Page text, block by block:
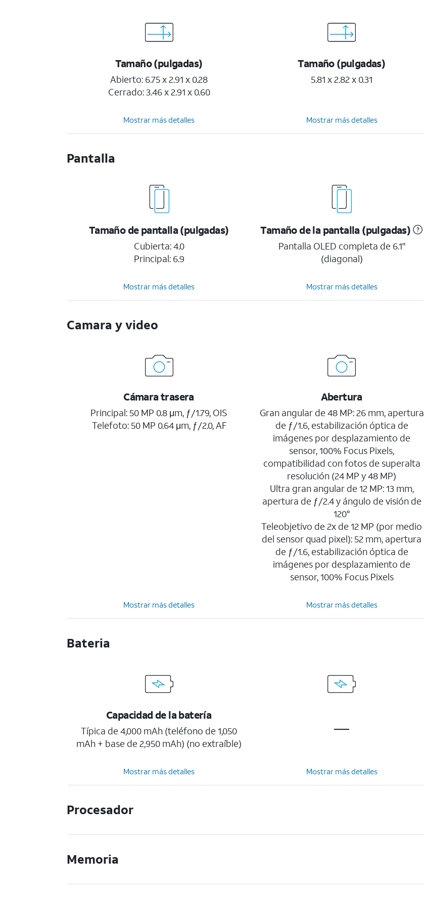
Tamaño (pulgadas)
Abierto: 6.75 x 2.91 x 0.28
Cerrado: 3.46 x 2.91 x 0.60
Tamaño (pulgadas)
5.81 x 2.82 x 0.31
Mostrar más detalles Mostrar más detalles
Pantalla
Tamaño de pantalla (pulgadas)
Cubierta: 4.0
Principal: 6.9
Tamaño de la pantalla (pulgadas)
Pantalla OLED completa de 6.1"
(diagonal)
Mostrar más detalles Mostrar más detalles
Camara y video
Cámara trasera
Principal: 50 MP 0.8 μm, ƒ/1.79, OIS
Telefoto: 50 MP 0.64 μm, ƒ/2.0, AF
Abertura
Gran angular de 48 MP: 26 mm, apertura
de ƒ/1.6, estabilización óptica de
imágenes por desplazamiento de
sensor, 100% Focus Pixels,
compatibilidad con fotos de superalta
resolución (24 MP y 48 MP)
Ultra gran angular de 12 MP: 13 mm,
apertura de ƒ/2.4 y ángulo de visión de
120°
Teleobjetivo de 2x de 12 MP (por medio
del sensor quad pixel): 52 mm, apertura
de ƒ/1.6, estabilización óptica de
imágenes por desplazamiento de
sensor, 100% Focus Pixels
Mostrar más detalles Mostrar más detalles
Bateria
Capacidad de la batería
Típica de 4,000 mAh (teléfono de 1,050
mAh + base de 2,950 mAh) (no extraíble)
Mostrar más detalles Mostrar más detalles
Procesador
Memoria